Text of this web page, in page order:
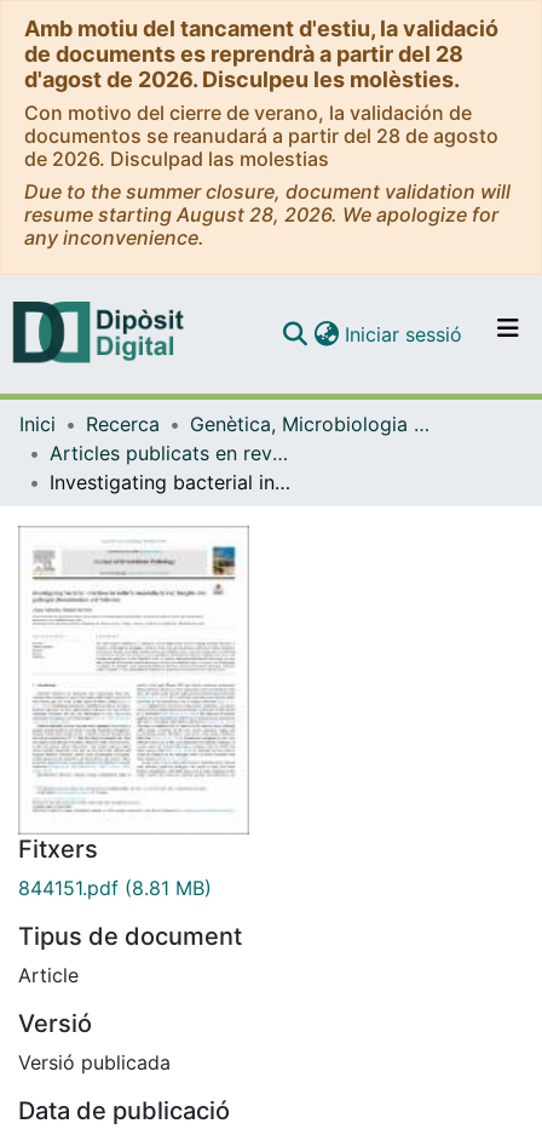
Amb motiu del tancament d'estiu, la validació
de documents es reprendrà a partir del 28
d'agost de 2026. Disculpeu les molèsties.
Con motivo del cierre de verano, la validación de
documentos se reanudará a partir del 28 de agosto
de 2026. Disculpad las molestias
Due to the summer closure, document validation will
resume starting August 28, 2026. We apologize for
any inconvenience.
Navega per tot el DD
Com publicar
Iniciar sessió (current)
Inici Recerca
Genètica, Microbiologia i Estadística
Articles publicats en revistes (Genètica, Microbiologia i Estadística)
Investigating bacterial infections in Galleria mellonella larvae: Insights into pathogen dissemination and behavior
Fitxers
844151.pdf (8.81 MB)
Tipus de document
Article
Versió
Versió publicada
Data de publicació